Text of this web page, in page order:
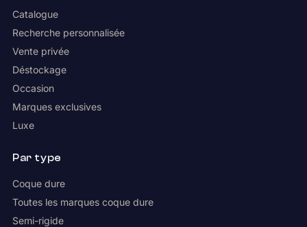
Catalogue
Recherche personnalisée
Vente privée
Déstockage
Occasion
Marques exclusives
Luxe
Par type
Coque dure
Toutes les marques coque dure
Semi-rigide